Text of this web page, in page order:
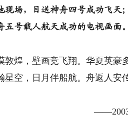
现场，目送神舟四号成功飞天
五号载人航天成功的电视画面
煌，壁画竞飞翔。华夏英豪
空，日月伴船航。舟返人安
——2003